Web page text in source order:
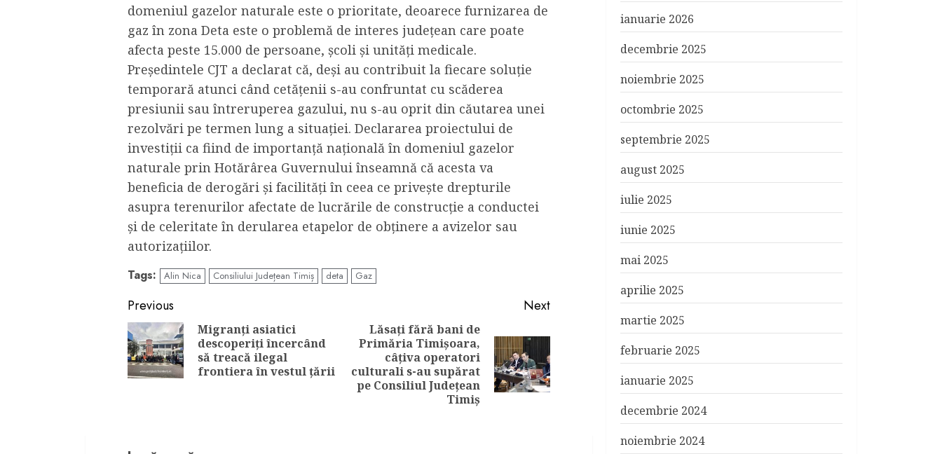
domeniul gazelor naturale este o prioritate, deoarece furnizarea de
gaz în zona Deta este o problemă de interes județean care poate
afecta peste 15.000 de persoane, școli și unități medicale.
Președintele CJT a declarat că, deși au contribuit la fiecare soluție
temporară atunci când cetățenii s-au confruntat cu scăderea
presiunii sau întreruperea gazului, nu s-au oprit din căutarea unei
rezolvări pe termen lung a situației. Declararea proiectului de
investiții ca fiind de importanță națională în domeniul gazelor
naturale prin Hotărârea Guvernului înseamnă că acesta va
beneficia de derogări și facilități în ceea ce privește drepturile
asupra terenurilor afectate de lucrările de construcție a conductei
și de celeritate în derularea etapelor de obținere a avizelor sau
autorizațiilor.
Tags: Alin Nica Consiliului Județean Timiș deta Gaz
Continue
Reading
Previous
Previous
post:
Migranți asiatici
descoperiți încercând
să treacă ilegal
frontiera în vestul țării
Next
post:
Lăsați fără bani de
Primăria Timișoara,
câțiva operatori
culturali s-au supărat
pe Consiliul Județean
Timiș
ianuarie 2026
decembrie 2025
noiembrie 2025
octombrie 2025
septembrie 2025
august 2025
iulie 2025
iunie 2025
mai 2025
aprilie 2025
martie 2025
februarie 2025
ianuarie 2025
decembrie 2024
noiembrie 2024